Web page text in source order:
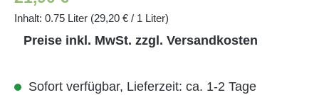
Inhalt: 0.75 Liter (29,20 € / 1 Liter)
Preise inkl. MwSt. zzgl. Versandkosten
Sofort verfügbar, Lieferzeit: ca. 1-2 Tage